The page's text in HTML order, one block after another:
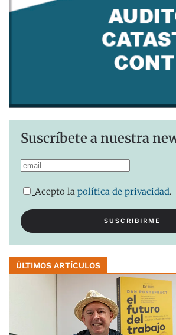
Suscríbete a nuestra
Acepto la política de privacidad.
ÚLTIMOS ARTÍCULOS